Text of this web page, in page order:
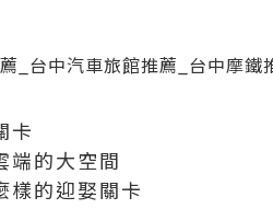
卡
端的大空間
樣的迎娶關卡